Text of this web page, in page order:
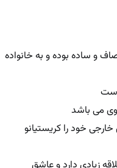
و ساده بوده و به خانواده
است
وی می باشد
خود را کریستیانو